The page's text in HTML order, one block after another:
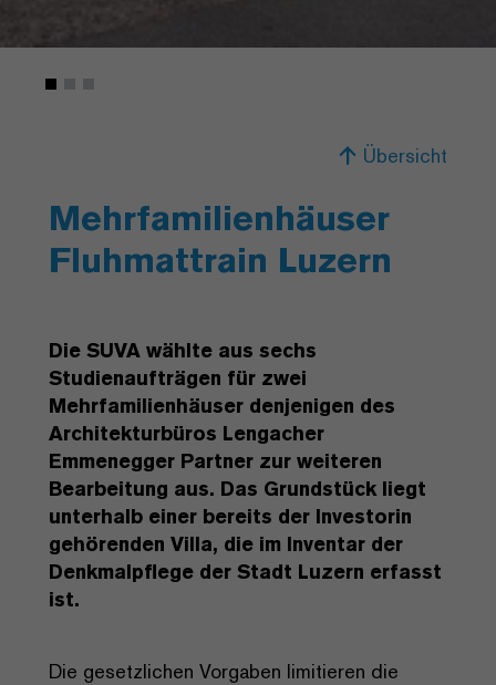
Übersicht
Mehrfamilienhäuser
Fluhmattrain Luzern
Die SUVA wählte aus sechs
Studienaufträgen für zwei
Mehrfamilienhäuser denjenigen des
Architekturbüros Lengacher
Emmenegger Partner zur weiteren
Bearbeitung aus. Das Grundstück liegt
unterhalb einer bereits der Investorin
gehörenden Villa, die im Inventar der
Denkmalpflege der Stadt Luzern erfasst
ist.
Die gesetzlichen Vorgaben limitieren die